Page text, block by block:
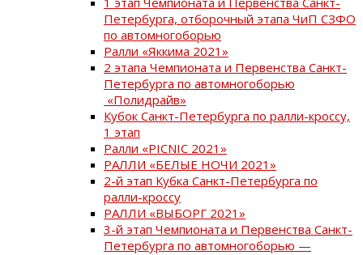
Петербурга, отборочный этапа ЧиП СЗФО
по автомногоборью
Ралли «Яккима 2021»
2 этапа Чемпионата и Первенства Санкт-
Петербурга по автомногоборью
«Полидрайв»
Кубок Санкт-Петербурга по ралли-кроссу,
1 этап
Ралли «PICNIC 2021»
РАЛЛИ «БЕЛЫЕ НОЧИ 2021»
2-й этап Кубка Санкт-Петербурга по
ралли-кроссу
РАЛЛИ «ВЫБОРГ 2021»
3-й этап Чемпионата и Первенства Санкт-
Петербурга по автомногоборью —